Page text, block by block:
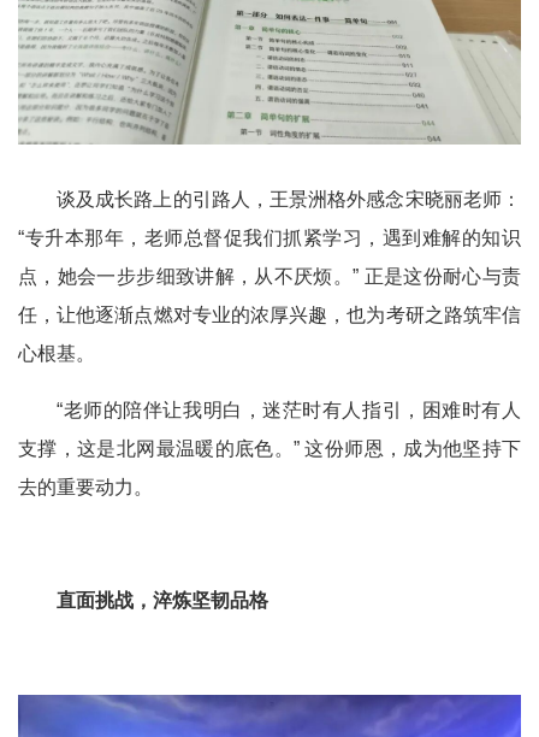
谈及成长路上的引路人，王景洲格外感念宋晓丽老师：
“专升本那年，老师总督促我们抓紧学习，遇到难解的知识
点，她会一步步细致讲解，从不厌烦。” 正是这份耐心与责
任，让他逐渐点燃对专业的浓厚兴趣，也为考研之路筑牢信
心根基。
“老师的陪伴让我明白，迷茫时有人指引，困难时有人
支撑，这是北网最温暖的底色。”这份师恩，成为他坚持下
去的重要动力。
直面挑战，淬炼坚韧品格